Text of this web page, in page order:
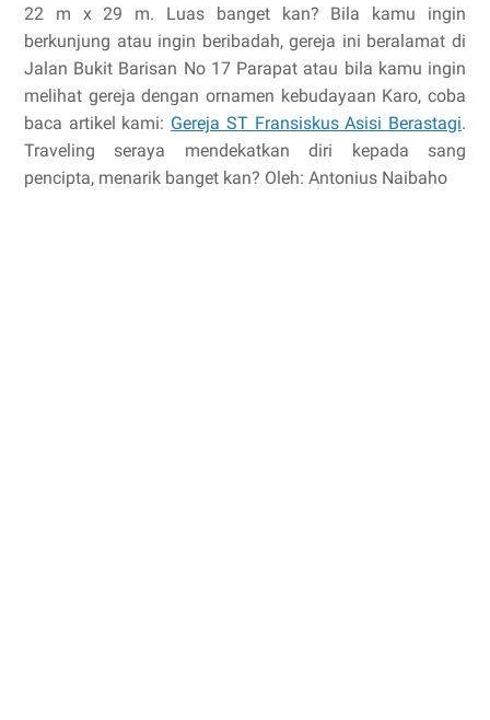
22 m x 29 m. Luas banget kan? Bila kamu ingin
berkunjung atau ingin beribadah, gereja ini beralamat di
Jalan Bukit Barisan No 17 Parapat atau bila kamu ingin
melihat gereja dengan ornamen kebudayaan Karo, coba
baca artikel kami: Gereja ST Fransiskus Asisi Berastagi.
Traveling seraya mendekatkan diri kepada sang
pencipta, menarik banget kan? Oleh: Antonius Naibaho